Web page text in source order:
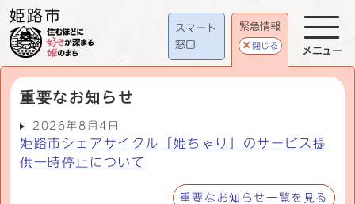
スマート
窓口
緊急情報
閉じる
重要なお知らせ
2026年8月4日
姫路市シェアサイクル「姫ちゃり」のサービス提
供一時停止について
重要なお知らせ一覧を見る
メニュー